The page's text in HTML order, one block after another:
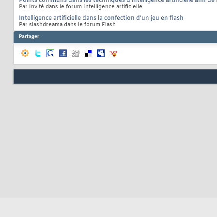
Par Invité dans le forum Intelligence artificielle
Intelligence artificielle dans la confection d'un jeu en flash
Par slashdreama dans le forum Flash
Partager